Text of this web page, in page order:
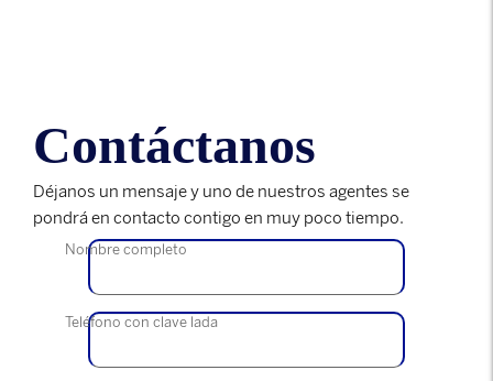
Contáctanos
Déjanos un mensaje y uno de nuestros agentes se
pondrá en contacto contigo en muy poco tiempo.
Nombre completo
Teléfono con clave lada